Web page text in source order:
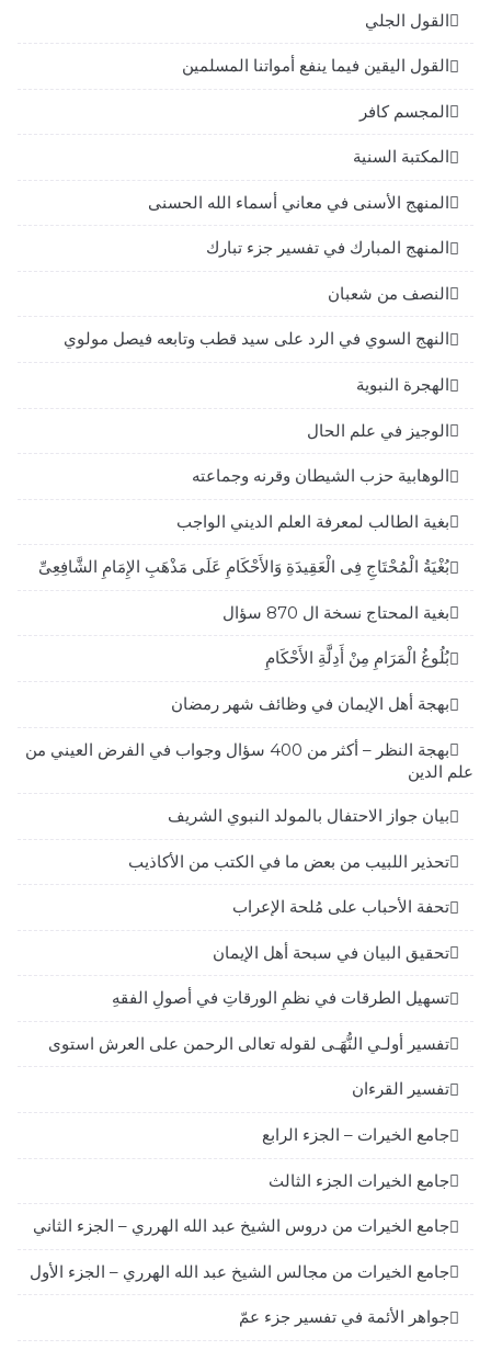
القول الجلي
القول اليقين فيما ينفع أمواتنا المسلمين
المجسم كافر
المكتبة السنية
المنهج الأسنى في معاني أسماء الله الحسنى
المنهج المبارك في تفسير جزء تبارك
النصف من شعبان
النهج السوي في الرد على سيد قطب وتابعه فيصل مولوي
الهجرة النبوية
الوجيز في علم الحال
الوهابية حزب الشيطان وقرنه وجماعته
بغية الطالب لمعرفة العلم الديني الواجب
بُغْيَةُ الْمُحْتَاجِ فِى الْعَقِيدَةِ وَالأَحْكَامِ عَلَى مَذْهَبِ الإِمَامِ الشَّافِعِىِّ
بغية المحتاج نسخة ال 870 سؤال
بُلُوغُ الْمَرَامِ مِنْ أَدِلَّةِ الأَحْكَامِ
بهجة أهل الإيمان في وظائف شهر رمضان
بهجة النظر – أكثر من 400 سؤال وجواب في الفرض العيني من
علم الدين
بيان جواز الاحتفال بالمولد النبوي الشريف
تحذير اللبيب من بعض ما في الكتب من الأكاذيب
تحفة الأحباب على مُلحة الإعراب
تحقيق البيان في سبحة أهل الإيمان
تسهيل الطرقات في نظمِ الورقاتِ في أصولِ الفقهِ
تفسير أولـي النُّهَـى لقوله تعالى الرحمن على العرش استوى
تفسير القرءان
جامع الخيرات – الجزء الرابع
جامع الخيرات الجزء الثالث
جامع الخيرات من دروس الشيخ عبد الله الهرري – الجزء الثاني
جامع الخيرات من مجالس الشيخ عبد الله الهرري – الجزء الأول
جواهر الأئمة في تفسير جزء عمّ